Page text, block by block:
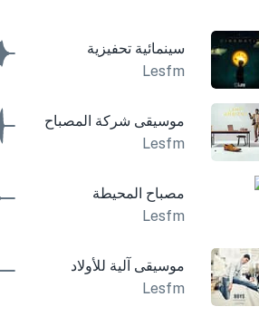
سينمائية تحفيزية
Lesfm
موسيقى شركة المصباح
Lesfm
مصباح المحيطة
Lesfm
موسيقى آلية للأولاد
Lesfm